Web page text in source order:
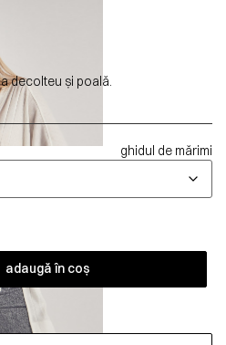
decolteu și poală.
ghidul de mărimi
adaugă în coș